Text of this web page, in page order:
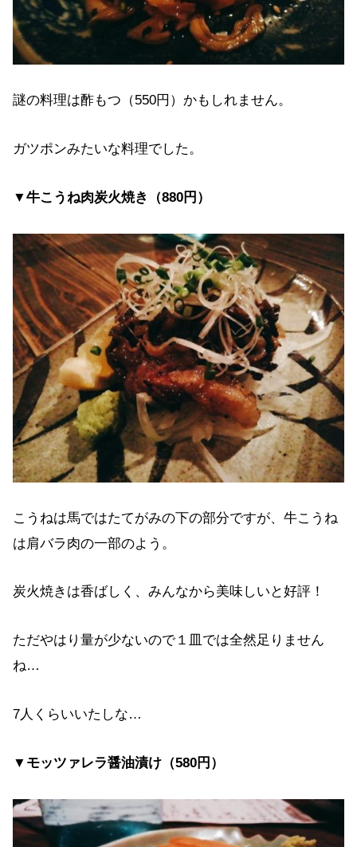
謎の料理は酢もつ（550円）かもしれません。
ガツポンみたいな料理でした。
▼牛こうね肉炭火焼き（880円）
こうねは馬ではたてがみの下の部分ですが、牛こうね
は肩バラ肉の一部のよう。
炭火焼きは香ばしく、みんなから美味しいと好評！
ただやはり量が少ないので１皿では全然足りません
ね…
7人くらいいたしな…
▼モッツァレラ醤油漬け（580円）